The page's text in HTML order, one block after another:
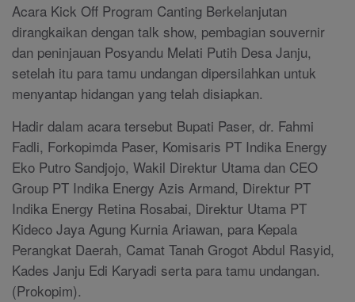
Acara Kick Off Program Canting Berkelanjutan
dirangkaikan dengan talk show, pembagian souvernir
dan peninjauan Posyandu Melati Putih Desa Janju,
setelah itu para tamu undangan dipersilahkan untuk
menyantap hidangan yang telah disiapkan.
Hadir dalam acara tersebut Bupati Paser, dr. Fahmi
Fadli, Forkopimda Paser, Komisaris PT Indika Energy
Eko Putro Sandjojo, Wakil Direktur Utama dan CEO
Group PT Indika Energy Azis Armand, Direktur PT
Indika Energy Retina Rosabai, Direktur Utama PT
Kideco Jaya Agung Kurnia Ariawan, para Kepala
Perangkat Daerah, Camat Tanah Grogot Abdul Rasyid,
Kades Janju Edi Karyadi serta para tamu undangan.
(Prokopim).